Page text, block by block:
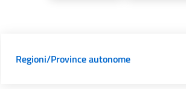
Regioni/Province autonome